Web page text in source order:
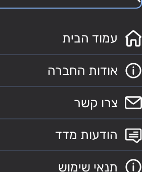
עמוד הבית
אודות החברה
צרו קשר
הודעות מדד
תנאי שימוש